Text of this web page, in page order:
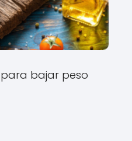
bajar peso